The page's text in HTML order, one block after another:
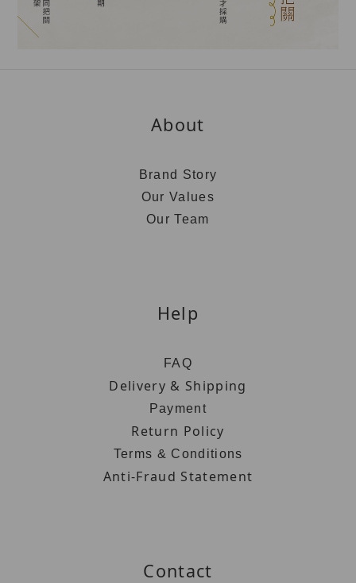
About
Brand Story
Our Values
Our Team
Help
FAQ
Delivery & Shipping
Payment
Return Policy
Terms & Conditions
Anti-Fraud Statement
Contact